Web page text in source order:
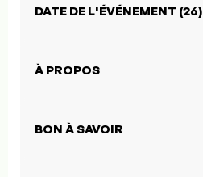
DATE DE L'ÉVÉNEMENT (26)
À PROPOS
BON À SAVOIR